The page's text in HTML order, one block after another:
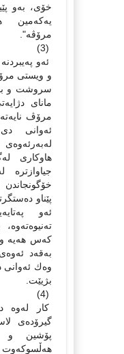
خۆى، بەو
یەكەمین
مرۆڤە".
(3)
ئەو
و ویستى
سروشت و
ماناى
مرۆڤ
ئەوانى
هاوكارى
پێناو
ئەو
كەس هەیە
بەقەد
وەك ئەوانى
بژیێت.
(4)
كار لەوە
گیرۆدەى
پۆشین و
هەڵسوكەوت